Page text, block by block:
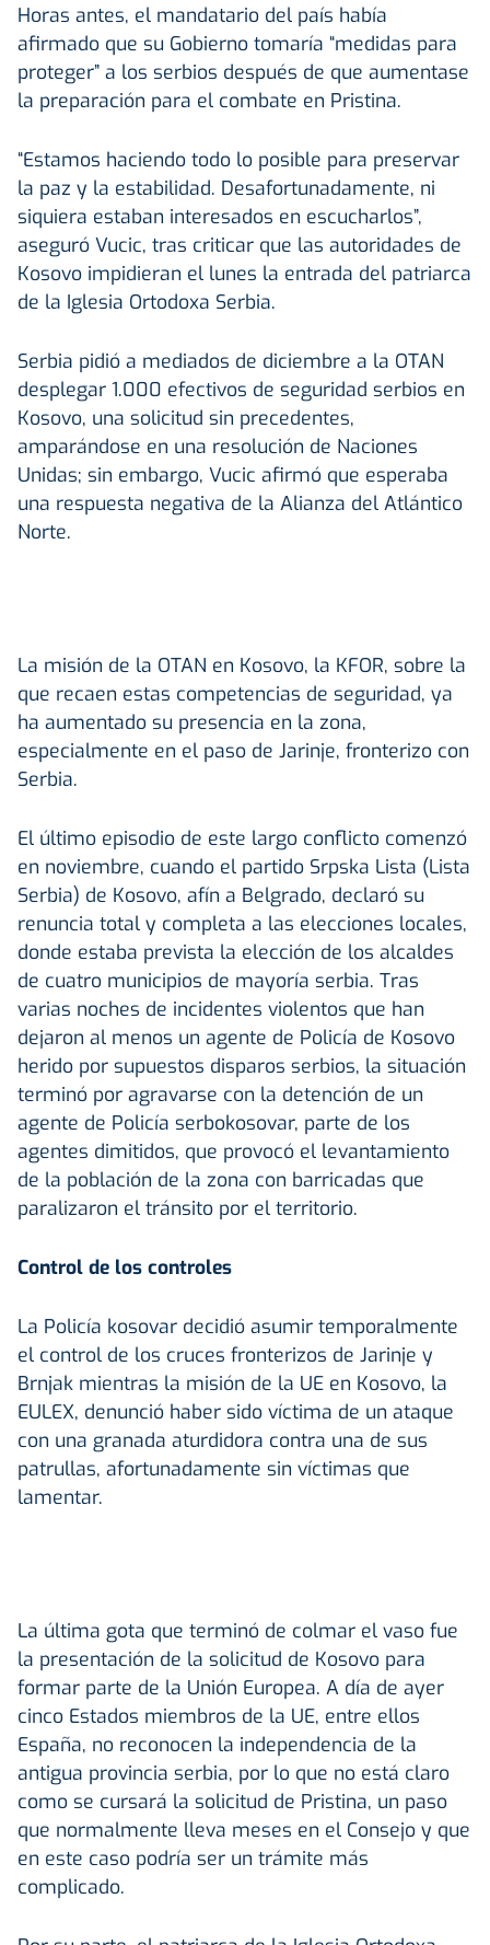
Horas antes, el mandatario del país había
afirmado que su Gobierno tomaría “medidas para
proteger” a los serbios después de que aumentase
la preparación para el combate en Pristina.
“Estamos haciendo todo lo posible para preservar
la paz y la estabilidad. Desafortunadamente, ni
siquiera estaban interesados en escucharlos”,
aseguró Vucic, tras criticar que las autoridades de
Kosovo impidieran el lunes la entrada del patriarca
de la Iglesia Ortodoxa Serbia.
Serbia pidió a mediados de diciembre a la OTAN
desplegar 1.000 efectivos de seguridad serbios en
Kosovo, una solicitud sin precedentes,
amparándose en una resolución de Naciones
Unidas; sin embargo, Vucic afirmó que esperaba
una respuesta negativa de la Alianza del Atlántico
Norte.
La misión de la OTAN en Kosovo, la KFOR, sobre la
que recaen estas competencias de seguridad, ya
ha aumentado su presencia en la zona,
especialmente en el paso de Jarinje, fronterizo con
Serbia.
El último episodio de este largo conflicto comenzó
en noviembre, cuando el partido Srpska Lista (Lista
Serbia) de Kosovo, afín a Belgrado, declaró su
renuncia total y completa a las elecciones locales,
donde estaba prevista la elección de los alcaldes
de cuatro municipios de mayoría serbia. Tras
varias noches de incidentes violentos que han
dejaron al menos un agente de Policía de Kosovo
herido por supuestos disparos serbios, la situación
terminó por agravarse con la detención de un
agente de Policía serbokosovar, parte de los
agentes dimitidos, que provocó el levantamiento
de la población de la zona con barricadas que
paralizaron el tránsito por el territorio.
Control de los controles
La Policía kosovar decidió asumir temporalmente
el control de los cruces fronterizos de Jarinje y
Brnjak mientras la misión de la UE en Kosovo, la
EULEX, denunció haber sido víctima de un ataque
con una granada aturdidora contra una de sus
patrullas, afortunadamente sin víctimas que
lamentar.
La última gota que terminó de colmar el vaso fue
la presentación de la solicitud de Kosovo para
formar parte de la Unión Europea. A día de ayer
cinco Estados miembros de la UE, entre ellos
España, no reconocen la independencia de la
antigua provincia serbia, por lo que no está claro
como se cursará la solicitud de Pristina, un paso
que normalmente lleva meses en el Consejo y que
en este caso podría ser un trámite más
complicado.